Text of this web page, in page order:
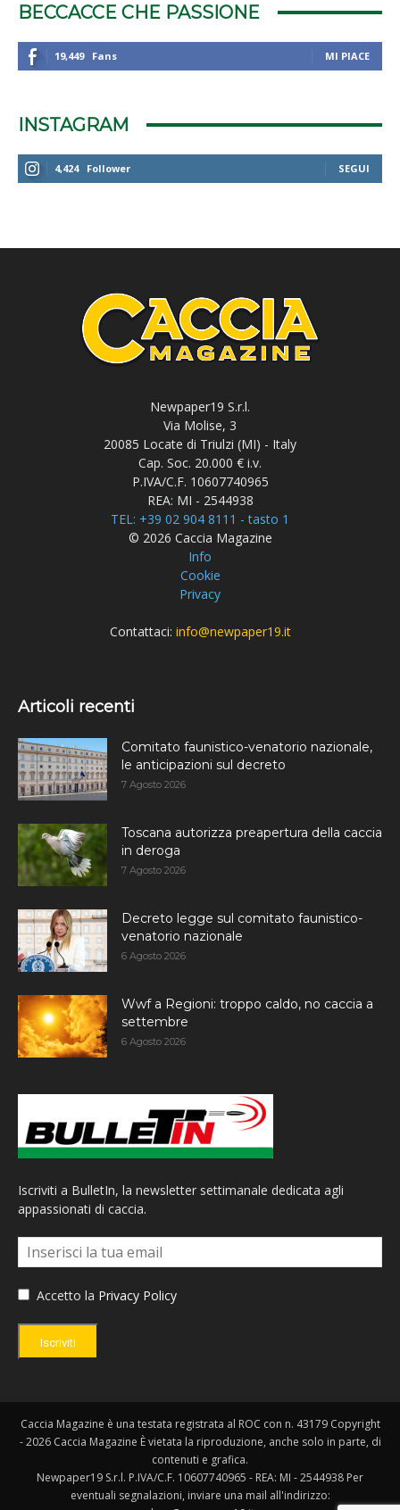
BECCACCE CHE PASSIONE
19,449 Fans MI PIACE
INSTAGRAM
4,424 Follower SEGUI
Newpaper19 S.r.l.
Via Molise, 3
20085 Locate di Triulzi (MI) - Italy
Cap. Soc. 20.000 € i.v.
P.IVA/C.F. 10607740965
REA: MI - 2544938
TEL: +39 02 904 8111 - tasto 1
© 2026 Caccia Magazine
Info
Cookie
Privacy
Contattaci: info@newpaper19.it
Articoli recenti
Comitato faunistico-venatorio nazionale,
le anticipazioni sul decreto
7 Agosto 2026
Toscana autorizza preapertura della caccia
in deroga
7 Agosto 2026
Decreto legge sul comitato faunistico-
venatorio nazionale
6 Agosto 2026
Wwf a Regioni: troppo caldo, no caccia a
settembre
6 Agosto 2026
Iscriviti a BulletIn, la newsletter settimanale dedicata agli
appassionati di caccia.
Accetto la Privacy Policy
Iscriviti
Caccia Magazine è una testata registrata al ROC con n. 43179 Copyright
- 2026 Caccia Magazine È vietata la riproduzione, anche solo in parte, di
contenuti e grafica.
Newpaper19 S.r.l. P.IVA/C.F. 10607740965 - REA: MI - 2544938 Per
eventuali segnalazioni, inviare una mail all'indirizzo: